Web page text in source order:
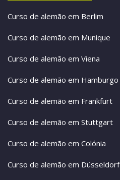
Curso de alemão em Berlim
Curso de alemão em Munique
Curso de alemão em Viena
Curso de alemão em Hamburgo
Curso de alemão em Frankfurt
Curso de alemão em Stuttgart
Curso de alemão em Colónia
Curso de alemão em Düsseldorf